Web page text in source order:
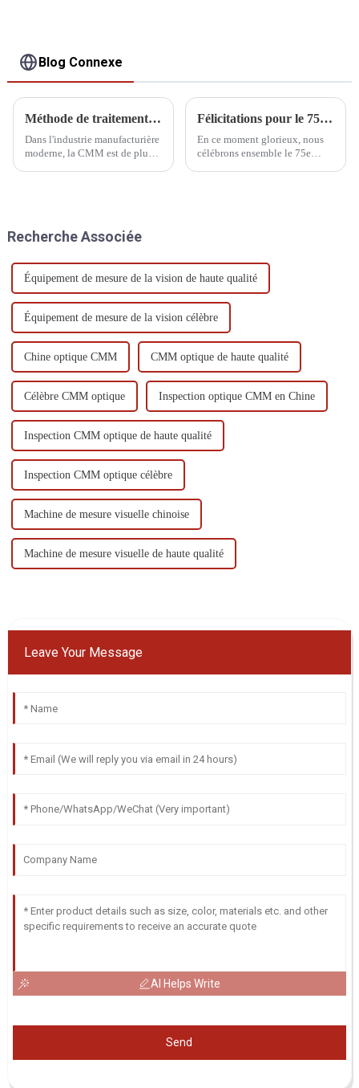
Blog Connexe
Méthode de traitement par vibration de la MMT
Dans l'industrie manufacturière
moderne, la CMM est de plus
finale au processus de
Félicitations pour le 75e anniversaire de la fondation de la RPC
En ce moment glorieux, nous
célébrons ensemble le 75e
Recherche Associée
Équipement de mesure de la vision de haute qualité
Équipement de mesure de la vision célèbre
Chine optique CMM CMM optique de haute qualité
Célèbre CMM optique Inspection optique CMM en Chine
Inspection CMM optique de haute qualité
Inspection CMM optique célèbre
Machine de mesure visuelle chinoise
Machine de mesure visuelle de haute qualité
Leave Your Message
AI Helps Write
Send